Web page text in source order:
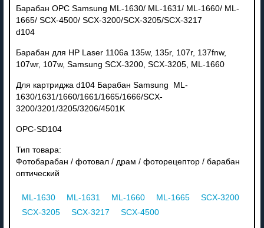
Барабан OPC Samsung ML-1630/ ML-1631/ ML-1660/ ML-
1665/ SCX-4500/ SCX-3200/SCX-3205/SCX-3217
d104
Барабан для HP Laser 1106a 135w, 135r, 107r, 137fnw,
107wr, 107w, Samsung SCX-3200, SCX-3205, ML-1660
Для картриджа d104 Барабан Samsung ML-
1630/1631/1660/1661/1665/1666/SCX-
3200/3201/3205/3206/4501K
OPC-SD104
Тип товара:
Фотобарабан / фотовал / драм / фоторецептор / барабан
оптический
ML-1630 ML-1631 ML-1660 ML-1665
SCX-3200
SCX-3205
SCX-3217 SCX-4500